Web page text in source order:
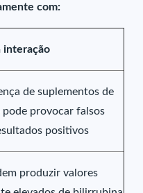
com:
interação
de suplementos de
provocar falsos
positivos
produzir valores